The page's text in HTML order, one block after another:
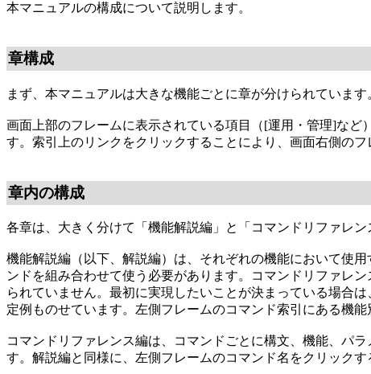
本マニュアルの構成について説明します。
章構成
まず、本マニュアルは大きな機能ごとに章が分けられています
画面上部のフレームに表示されている項目（[運用・管理]な
す。索引上のリンクをクリックすることにより、画面右側の
章内の構成
各章は、大きく分けて「機能解説編」と「コマンドリファレン
機能解説編（以下、解説編）は、それぞれの機能において使
ンドを組み合わせて使う必要があります。コマンドリファレ
られていません。最初に実現したいことが決まっている場合
定例ものせています。左側フレームのコマンド索引にある機
コマンドリファレンス編は、コマンドごとに構文、機能、パ
す。解説編と同様に、左側フレームのコマンド名をクリック